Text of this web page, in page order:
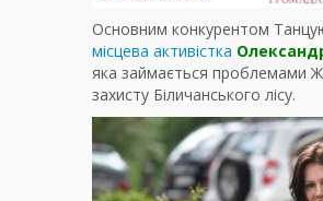
Основним конкурентом
місцева активістка
яка займається проблемами
захисту Біличанського лісу.